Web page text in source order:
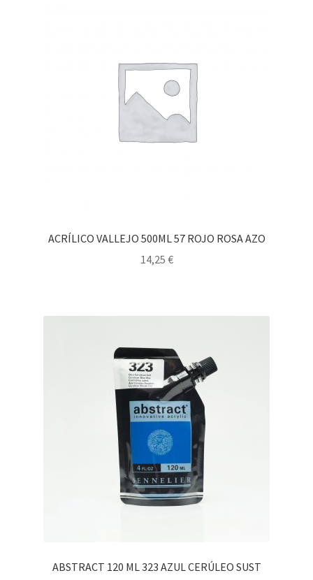
ACRÍLICO VALLEJO 500ML 57 ROJO ROSA AZO
14,25 €
ABSTRACT 120 ML 323 AZUL CERÚLEO SUST